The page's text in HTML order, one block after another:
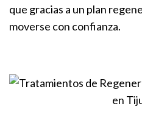
que gracias a un plan
moverse con confianza.